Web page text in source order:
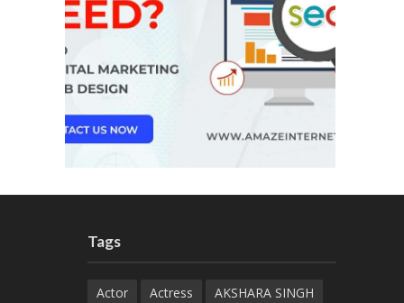
Tags
Actor Actress
AKSHARA SINGH